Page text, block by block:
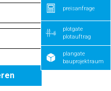
preisanfrage
plotgate
plotauftrag
plangate
bauprojektraum